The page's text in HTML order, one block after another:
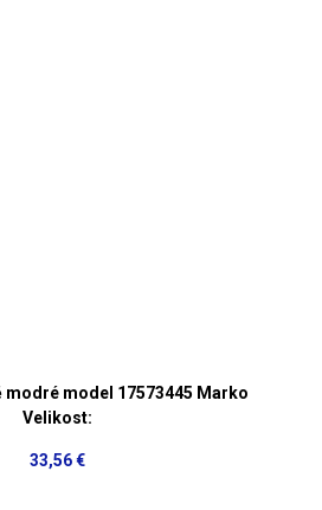
modré model 17573445 Marko
Velikost:
33,56 €